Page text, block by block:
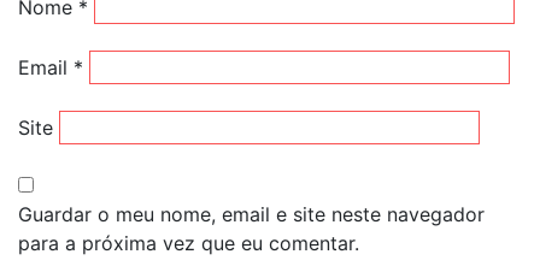
Nome *
Email *
Site
Guardar o meu nome, email e site neste navegador
para a próxima vez que eu comentar.